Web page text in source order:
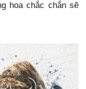
hoa chắc chắn sẽ